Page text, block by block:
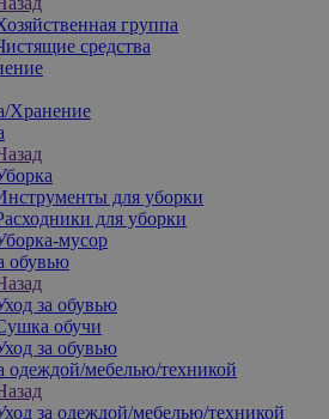
группа
средства
Хранение
для уборки
для уборки
мусор
обувью
за обувью
обучи
за обувью
одеждой/мебелью/техникой
за одеждой/мебелью/техникой